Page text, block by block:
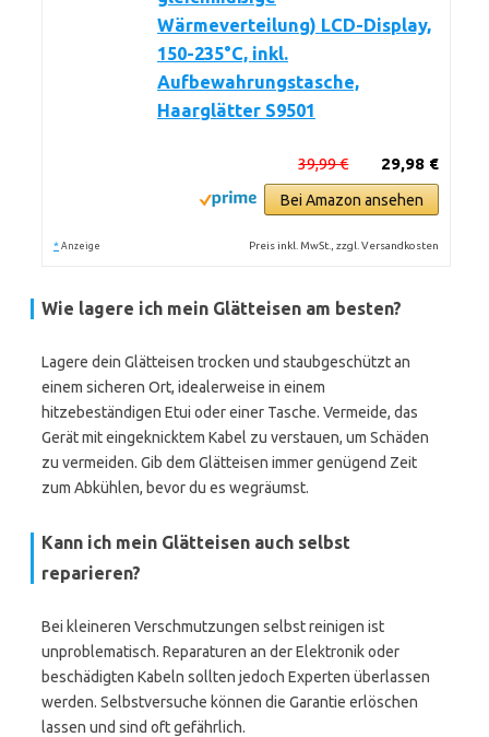
Wärmeverteilung) LCD-Display,
150-235°C, inkl.
Aufbewahrungstasche,
Haarglätter S9501
29,98 €
39,99 €
Bei Amazon ansehen
* Anzeige Preis inkl. MwSt., zzgl. Versandkosten
Wie lagere ich mein Glätteisen am besten?
Lagere dein Glätteisen trocken und staubgeschützt an
einem sicheren Ort, idealerweise in einem
hitzebeständigen Etui oder einer Tasche. Vermeide, das
Gerät mit eingeknicktem Kabel zu verstauen, um Schäden
zu vermeiden. Gib dem Glätteisen immer genügend Zeit
zum Abkühlen, bevor du es wegräumst.
Kann ich mein Glätteisen auch selbst
reparieren?
Bei kleineren Verschmutzungen selbst reinigen ist
unproblematisch. Reparaturen an der Elektronik oder
beschädigten Kabeln sollten jedoch Experten überlassen
werden. Selbstversuche können die Garantie erlöschen
lassen und sind oft gefährlich.